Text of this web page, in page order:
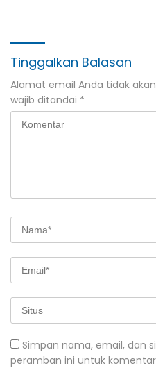
Tinggalkan Balasan
Alamat email Anda tidak
wajib ditandai *
Simpan nama, email, dan
peramban ini untuk